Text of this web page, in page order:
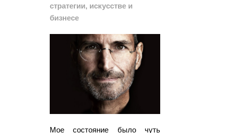
стратегии, искусстве и
бизнесе
Мое состояние было чуть